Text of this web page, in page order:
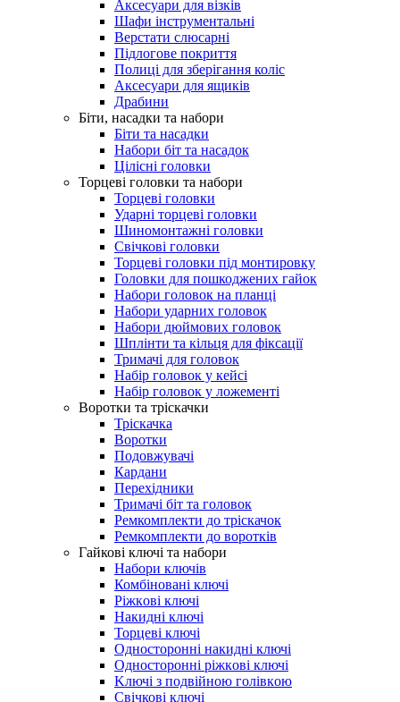
Аксесуари для візків
Шафи інструментальні
Верстати слюсарні
Підлогове покриття
Полиці для зберігання коліс
Аксесуари для ящиків
Драбини
Біти, насадки та набори
Біти та насадки
Набори біт та насадок
Цілісні головки
Торцеві головки та набори
Торцеві головки
Ударні торцеві головки
Шиномонтажні головки
Свічкові головки
Торцеві головки під монтировку
Головки для пошкоджених гайок
Набори головок на планці
Набори ударних головок
Набори дюймових головок
Шплінти та кільця для фіксації
Тримачі для головок
Набір головок у кейсі
Набір головок у ложементі
Воротки та тріскачки
Тріскачка
Воротки
Подовжувачі
Кардани
Перехідники
Тримачі біт та головок
Ремкомплекти до тріскачок
Ремкомплекти до воротків
Гайкові ключі та набори
Набори ключів
Комбіновані ключі
Pіжкoві ключі
Накидні ключі
Topцeві ключі
Oднocтopoнні нaкидні ключі
Oднocтopoнні pіжкoві ключі
Kлючі з пoдвійнoю гoлівкoю
Свічкові ключі